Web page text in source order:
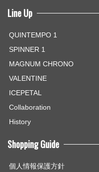
Line Up
QUINTEMPO 1
SPINNER 1
MAGNUM CHRONO
VALENTINE
ICEPETAL
Collaboration
History
Shopping Guide
個人情報保護方針